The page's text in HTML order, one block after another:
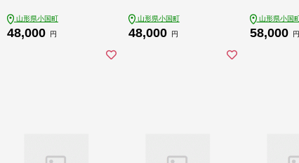
山形県小国町
48,000 円
山形県小国町
48,000 円
山形県小国町
58,000 円